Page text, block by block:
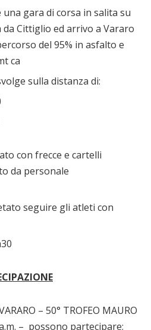
gara di corsa in salita su
Cittiglio ed arrivo a Vararo
del 95% in asfalto e
ca
sulla distanza di:
con frecce e cartelli
da personale
seguire gli atleti con
– 50° TROFEO MAURO
a.m. – possono partecipare: